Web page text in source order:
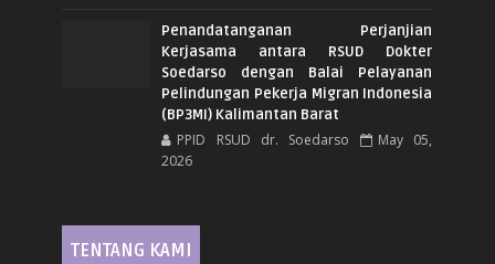
Penandatanganan Perjanjian
Kerjasama antara RSUD Dokter
Soedarso dengan Balai Pelayanan
Pelindungan Pekerja Migran Indonesia
(BP3MI) Kalimantan Barat
PPID RSUD dr. Soedarso
May 05,
2026
TENTANG KAMI